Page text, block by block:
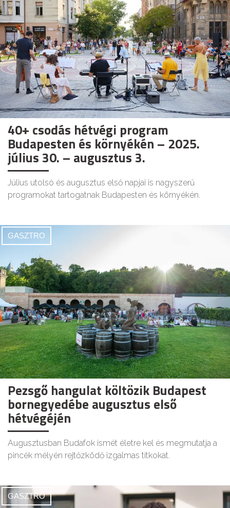
40+ csodás hétvégi program
Budapesten és környékén – 2025.
július 30. – augusztus 3.
Július utolsó és augusztus első napjai is nagyszerű
programokat tartogatnak Budapesten és környékén.
GASZTRO
Pezsgő hangulat költözik Budapest
bornegyedébe augusztus első
hétvégéjén
Augusztusban Budafok ismét életre kel és megmutatja a
pincék mélyén rejtőzködő izgalmas titkokat.
GASZTRO